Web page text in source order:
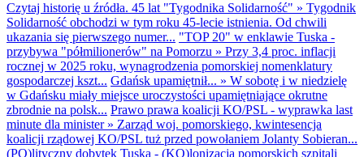
Czytaj historię u źródła. 45 lat "Tygodnika Solidarność" » Tygodnik
Solidarność obchodzi w tym roku 45-lecie istnienia. Od chwili
ukazania się pierwszego numer... "TOP 20" w enklawie Tuska -
przybywa "półmilionerów" na Pomorzu » Przy 3,4 proc. inflacji
rocznej w 2025 roku, wynagrodzenia pomorskiej nomenklatury
gospodarczej kszt... Gdańsk upamiętnił... » W sobotę i w niedzielę
w Gdańsku miały miejsce uroczystości upamiętniające okrutne
zbrodnie na polsk... Prawo prawa koalicji KO/PSL - wyprawka last
minute dla minister» Zarząd woj. pomorskiego, kwintesencja
koalicji rządowej KO/PSL tuż przed powołaniem Jolanty Sobieran...
(PO)lityczny dobytek Tuska - (KO)lonizacja pomorskich szpitali